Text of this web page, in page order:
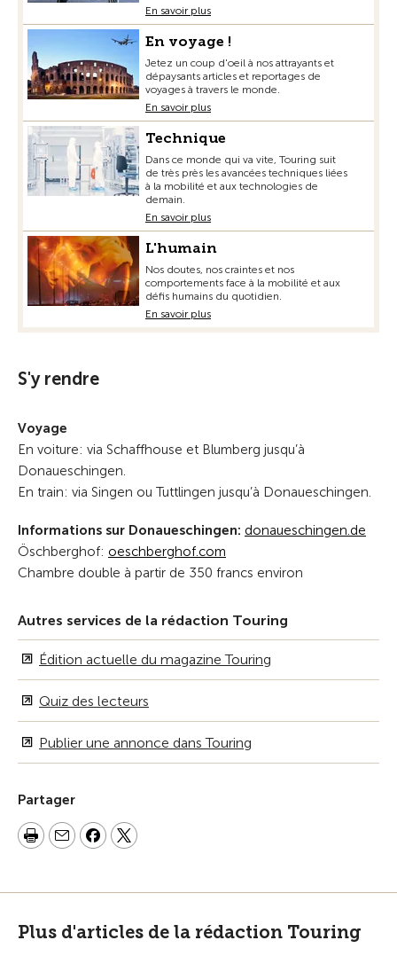
En savoir plus
En voyage !
Jetez un coup d'oeil à nos attrayants et
dépaysants articles et reportages de
voyages à travers le monde.
En savoir plus
Technique
Dans ce monde qui va vite, Touring suit
de très près les avancées techniques liées
à la mobilité et aux technologies de
demain.
En savoir plus
L'humain
Nos doutes, nos craintes et nos
comportements face à la mobilité et aux
défis humains du quotidien.
En savoir plus
S'y rendre
Voyage
En voiture: via Schaffhouse et Blumberg jusqu’à
Donaueschingen.
En train: via Singen ou Tuttlingen jusqu’à Donaueschingen.
Informations sur Donaueschingen: donaueschingen.de
Öschberghof: oeschberghof.com
Chambre double à partir de 350 francs environ
Autres services de la rédaction Touring
Édition actuelle du magazine Touring
Quiz des lecteurs
Publier une annonce dans Touring
Partager
Plus d'articles de la rédaction Touring